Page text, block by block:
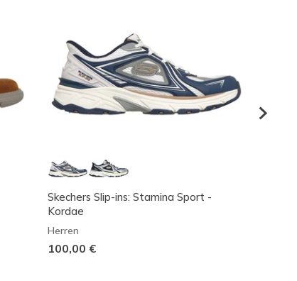
Skechers Slip-ins: Stamina Sport -
Kordae
Herren
100,00 €